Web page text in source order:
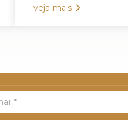
veja mais